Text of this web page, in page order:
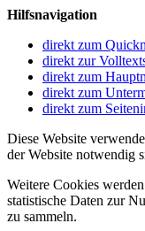
Hilfsnavigation
direkt zum
direkt zur
direkt zum
direkt zum
direkt zum
Diese Website
der Website notwendig
Weitere Cookies
statistische Daten zur
zu sammeln.